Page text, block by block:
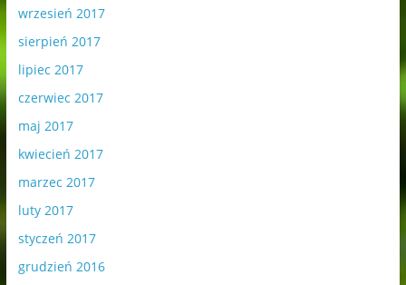
wrzesień 2017
sierpień 2017
lipiec 2017
czerwiec 2017
maj 2017
kwiecień 2017
marzec 2017
luty 2017
styczeń 2017
grudzień 2016